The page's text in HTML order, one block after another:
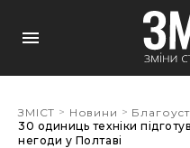
ЗМІСТ > Новини >
30 одиниць техніки
негоди у Полтаві